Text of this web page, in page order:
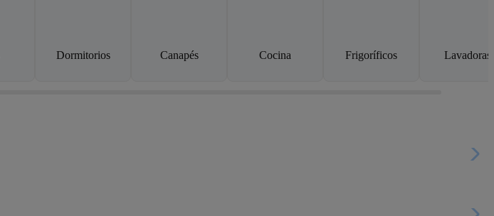
Dormitorios Canapés Cocina Frigoríficos Lavadoras